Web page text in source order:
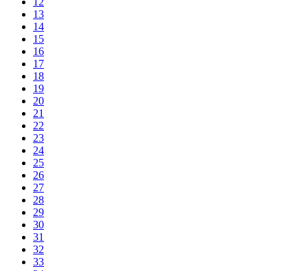
13
14
15
16
17
18
19
20
21
22
23
24
25
26
27
28
29
30
31
32
33